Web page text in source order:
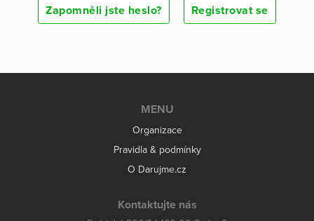
Zapomněli jste heslo? Registrovat se
MENU
Organizace
Pravidla & podmínky
O Darujme.cz
Kontaktujte nás